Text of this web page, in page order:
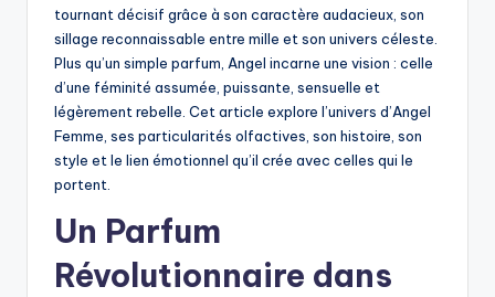
tournant décisif grâce à son caractère audacieux, son
sillage reconnaissable entre mille et son univers céleste.
Plus qu’un simple parfum, Angel incarne une vision : celle
d’une féminité assumée, puissante, sensuelle et
légèrement rebelle. Cet article explore l’univers d’Angel
Femme, ses particularités olfactives, son histoire, son
style et le lien émotionnel qu’il crée avec celles qui le
portent.
Un Parfum
Révolutionnaire dans